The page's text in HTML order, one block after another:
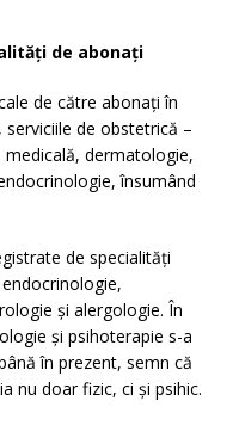
de abonați
de către abonați în
de obstetrică –
dermatologie,
însumând
de specialități
și alergologie. În
și psihoterapie s-a
în prezent, semn că
nu doar fizic, ci și psihic.